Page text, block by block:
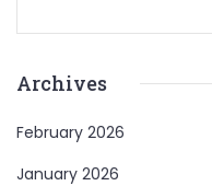
Archives
February 2026
January 2026